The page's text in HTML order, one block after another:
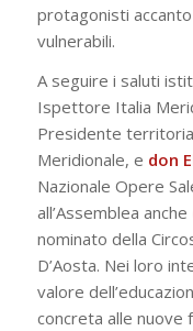
protagonisti
vulnerabili.
A seguire i saluti
Ispettore Italia
Presidente
Meridionale, e don
Nazionale Opere
all’Assemblea anche
nominato della
D’Aosta. Nei loro
valore
concreta alle nuove